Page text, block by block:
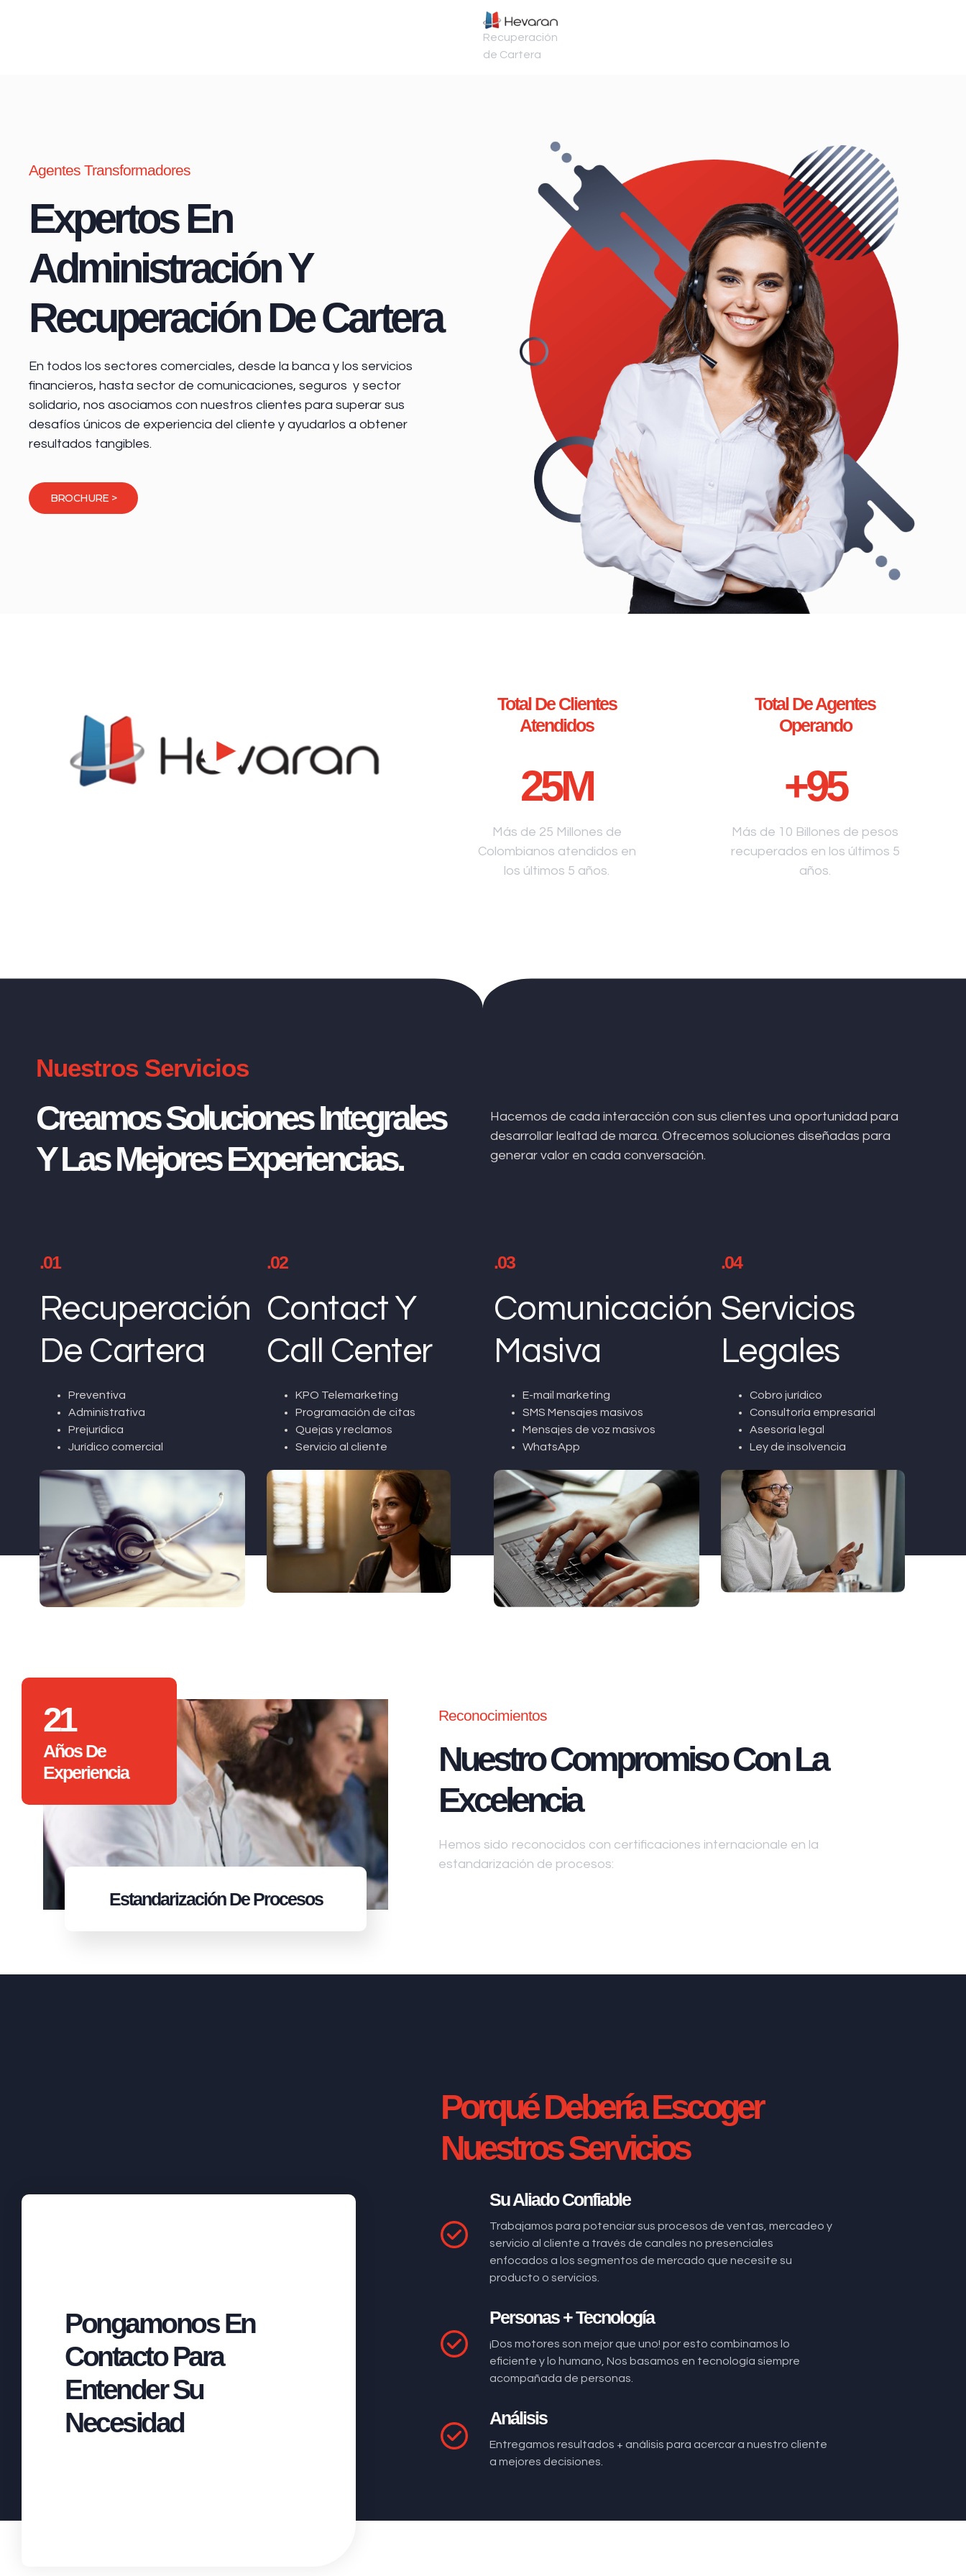
Recuperación
de Cartera
Agentes Transformadores
Expertos En
Administración Y
Recuperación De Cartera
En todos los sectores comerciales, desde la banca y los servicios
financieros, hasta sector de comunicaciones, seguros y sector
solidario, nos asociamos con nuestros clientes para superar sus
desafíos únicos de experiencia del cliente y ayudarlos a obtener
resultados tangibles.
BROCHURE >
Total De Clientes
Atendidos
25M
Más de 25 Millones de
Colombianos atendidos en
los últimos 5 años.
Total De Agentes
Operando
+95
Más de 10 Billones de pesos
recuperados en los últimos 5
años.
Nuestros Servicios
Creamos Soluciones Integrales
Y Las Mejores Experiencias.
Hacemos de cada interacción con sus clientes una oportunidad para
desarrollar lealtad de marca. Ofrecemos soluciones diseñadas para
generar valor en cada conversación.
.01
Recuperación
De Cartera
Preventiva
Administrativa
Prejurídica
Jurídico comercial
.02
Contact Y
Call Center
KPO Telemarketing
Programación de citas
Quejas y reclamos
Servicio al cliente
.03
Comunicación
Masiva
E-mail marketing
SMS Mensajes masivos
Mensajes de voz masivos
WhatsApp
.04
Servicios
Legales
Cobro jurídico
Consultoría empresarial
Asesoría legal
Ley de insolvencia
21
Años De
Experiencia
EstandarizaciónDe Procesos
Reconocimientos
Nuestro Compromiso Con La
Excelencia
Hemos sido reconocidos con certificaciones internacionale en la
estandarización de procesos:
Pongamonos En
Contacto Para
Entender Su
Necesidad
Porqué Debería Escoger
Nuestros Servicios
Su Aliado Confiable
Trabajamos para potenciar sus procesos de ventas, mercadeo y
servicio al cliente a través de canales no presenciales
enfocados a los segmentos de mercado que necesite su
producto o servicios.
Personas + Tecnología
¡Dos motores son mejor que uno! por esto combinamos lo
eficiente y lo humano, Nos basamos en tecnología siempre
acompañada de personas.
Análisis
Entregamos resultados + análisis para acercar a nuestro cliente
a mejores decisiones.